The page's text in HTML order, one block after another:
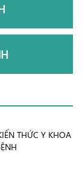
THỨC Y KHOA